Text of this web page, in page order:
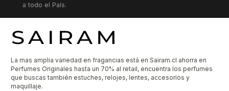
a todo el País.
La mas amplia variedad en fragancias está en Sairam.cl ahorra en
Perfumes Originales hasta un 70% al retail, encuentra los perfumes
que buscas también estuches, relojes, lentes, accesorios y
maquillaje.